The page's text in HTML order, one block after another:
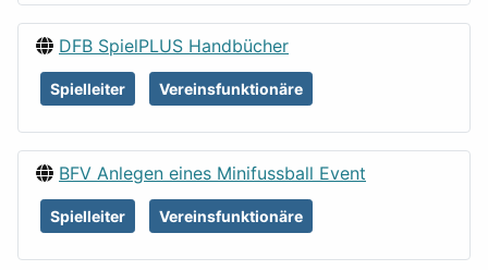
DFB SpielPLUS Handbücher
Spielleiter Vereinsfunktionäre
BFV Anlegen eines Minifussball Event
Spielleiter Vereinsfunktionäre